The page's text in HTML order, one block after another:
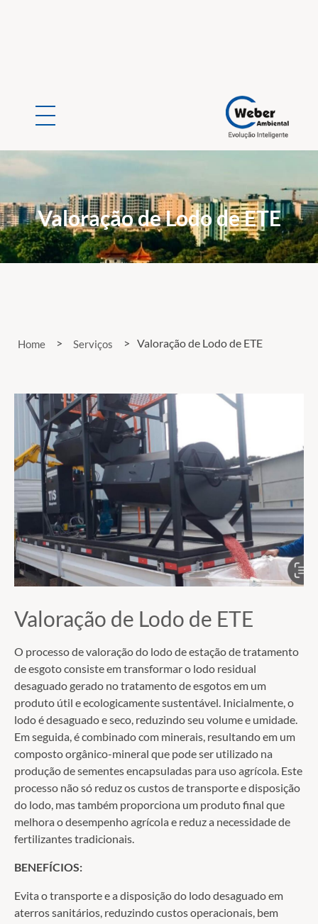
Weber Ambiental
Valoração de Lodo de ETE
Home > Serviços > Valoração de Lodo de ETE
Valoração de Lodo de ETE
O processo de valoração do lodo de estação de tratamento
de esgoto consiste em transformar o lodo residual
desaguado gerado no tratamento de esgotos em um
produto útil e ecologicamente sustentável. Inicialmente, o
lodo é desaguado e seco, reduzindo seu volume e umidade.
Em seguida, é combinado com minerais, resultando em um
composto orgânico-mineral que pode ser utilizado na
produção de sementes encapsuladas para uso agrícola. Este
processo não só reduz os custos de transporte e disposição
do lodo, mas também proporciona um produto final que
melhora o desempenho agrícola e reduz a necessidade de
fertilizantes tradicionais.
BENEFÍCIOS:
Evita o transporte e a disposição do lodo desaguado em
aterros sanitários, reduzindo custos operacionais, bem